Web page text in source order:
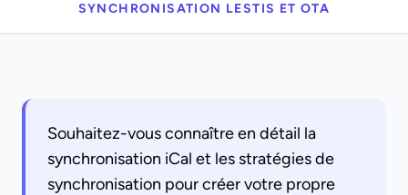
SYNCHRONISATION LESTIS ET OTA
Souhaitez-vous connaître en détail la
synchronisation iCal et les stratégies de
synchronisation pour créer votre propre